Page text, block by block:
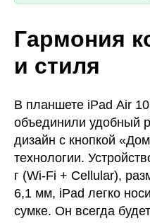
Гармония
и стиля
В планшете iPad Air
объединили удобный
дизайн с кнопкой
технологии.
г (Wi‑Fi + Cellular),
6,1 мм, iPad легко
сумке. Он всегда